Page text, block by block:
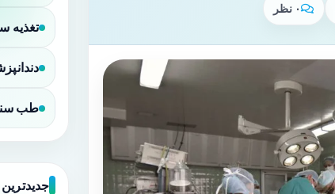
۰ نظر
تغذیه
طب